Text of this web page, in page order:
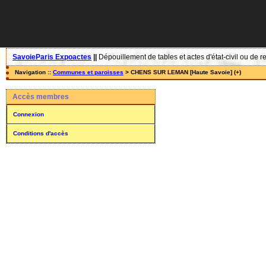
SavoieParis Expoactes Dépouillement de tables et actes d'état-civil ou de
Navigation :: Communes et paroisses > CHENS SUR LEMAN [Haute Savoie] (+)
Accès membres
Connexion
Conditions d'accès